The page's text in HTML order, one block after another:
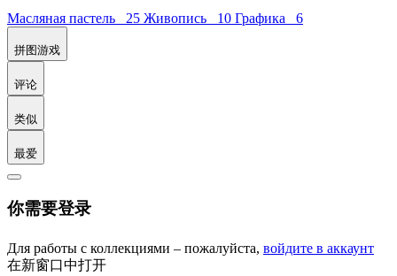
Масляная пастель 25 Живопись 10 Графика 6
拼图游戏
评论
类似
最爱
你需要登录
Для работы с коллекциями – пожалуйста, войдите в аккаунт
在新窗口中打开